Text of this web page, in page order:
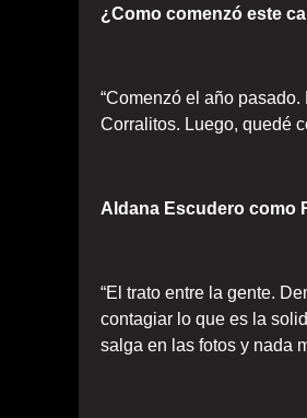
¿Como comenzó este
“Comenzó el año
Corralitos. Luego, quedé
Aldana Escudero como
“El trato entre la gente.
contagiar lo que es la
salga en las fotos y nada